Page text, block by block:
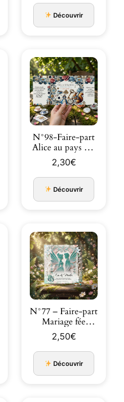
Découvrir
N°98-Faire-part
Alice au pays des
merveilles faire-
pa…
2,30€
Découvrir
N°77 – Faire-part
Mariage fée
clochette et
Prince
2,50€
Découvrir